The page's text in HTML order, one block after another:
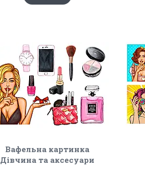
Вафельна картинка
Дівчина та аксесуари